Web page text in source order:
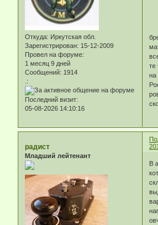
Откуда: Иркутская обл.
Зарегистрирован: 15-12-2009
Провел на форуме:
1 месяц 9 дней
Сообщений: 1914
.:
Последний визит:
05-08-2026 14:10:16
те
на
радист
Младший лейтенант
В